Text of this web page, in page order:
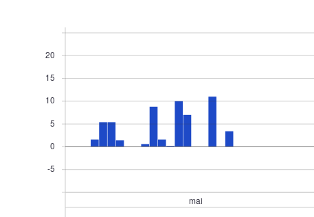
-5
0
5
10
15
20
mai